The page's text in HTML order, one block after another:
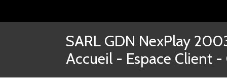
SARL GDN NexPlay
Accueil - Espace Client -